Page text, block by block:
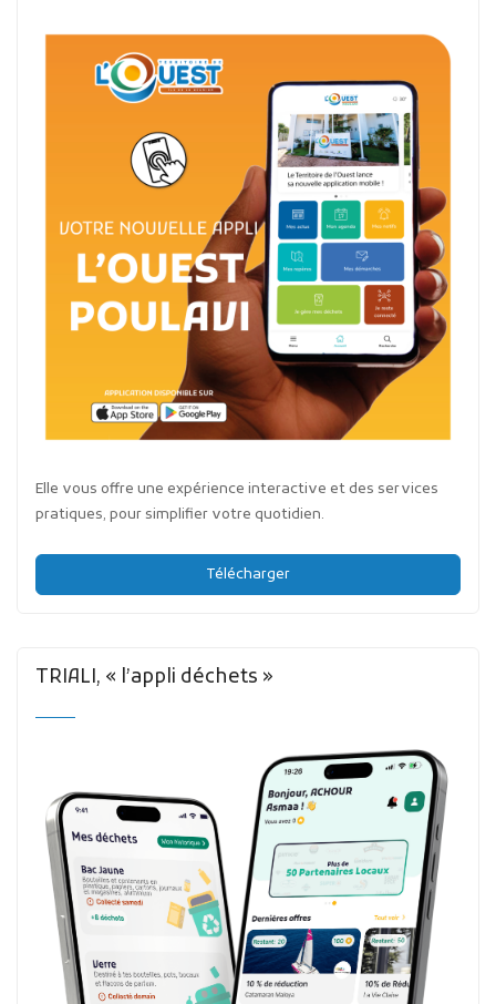
Elle vous offre une expérience interactive et des services
pratiques, pour simplifier votre quotidien.
Télécharger
TRIALI, « l’appli déchets »